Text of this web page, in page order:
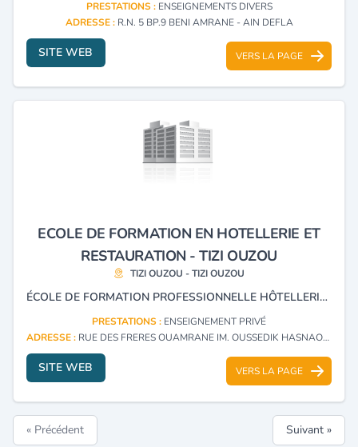
PRESTATIONS : ENSEIGNEMENTS DIVERS
ADRESSE : R.N. 5 BP.9 BENI AMRANE - AIN DEFLA
SITE WEB VERS LA PAGE
ECOLE DE FORMATION EN HOTELLERIE ET
RESTAURATION - TIZI OUZOU
TIZI OUZOU - TIZI OUZOU
ÉCOLE DE FORMATION PROFESSIONNELLE HÔTELLERIE , TOURISME, INTENDANCE ET HSE.
PRESTATIONS : ENSEIGNEMENT PRIVÉ
ADRESSE : RUE DES FRERES OUAMRANE IM. OUSSEDIK HASNAOUA TIZI OUZOU - TIZI OUZOU
SITE WEB VERS LA PAGE
« Précédent Suivant »